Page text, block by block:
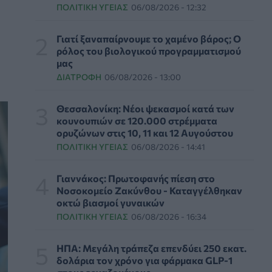
Βασιλακόπουλος για ιό Δυτικού Νείλου: Στο
«κόκκινο» η Αττική – Τι πρέπει να προσέχουν
οι παραθεριστές
Γλοιοβλάστωμα: Νέο «παράθυρο» για πιο
αποτελεσματική χημειοθεραπεία μετά το
χειρουργείο
ΛΔ Κονγκό: Πάνω από 4.000 τα
επιβεβαιωμένα κρούσματα Έμπολα
ΥΓΕΊΑ 07/08/2026 - 10:30
Τεχνητή νοημοσύνη σχεδίασε για πρώτη φορά
λειτουργικούς ιούς - Oι προοπτικές και οι
κίνδυνοι
ΠΟΛΙΤΙΚΉ ΥΓΕΊΑΣ 06/08/2026 - 12:32
Γιατί ξαναπαίρνουμε το χαμένο βάρος; Ο
ρόλος του βιολογικού προγραμματισμού
μας
ΔΙΑΤΡΟΦΉ 06/08/2026 - 13:00
Θεσσαλονίκη: Νέοι ψεκασμοί κατά των
κουνουπιών σε 120.000 στρέμματα
ορυζώνων στις 10, 11 και 12 Αυγούστου
ΠΟΛΙΤΙΚΉ ΥΓΕΊΑΣ 06/08/2026 - 14:41
Γιαννάκος: Πρωτοφανής πίεση στο
Νοσοκομείο Ζακύνθου - Καταγγέλθηκαν
οκτώ βιασμοί γυναικών
ΠΟΛΙΤΙΚΉ ΥΓΕΊΑΣ 06/08/2026 - 16:34
ΗΠΑ: Μεγάλη τράπεζα επενδύει 250 εκατ.
δολάρια τον χρόνο για φάρμακα GLP-1